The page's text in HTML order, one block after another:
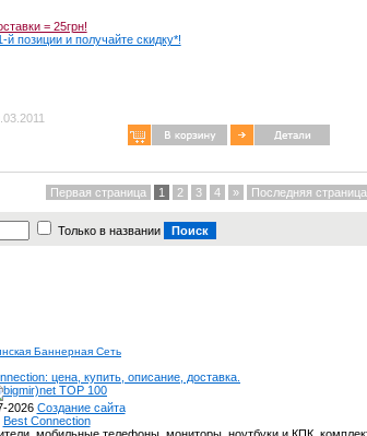
= 25грн!
й позиции и получайте скидку*!
Первая страница 1 2 3 4 » Последняя страница
Только в названии
Баннерная Сеть
цена, купить, описание, доставка.
2026 Создание сайта
Best Connection